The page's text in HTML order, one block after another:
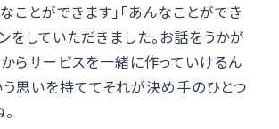
ことができます」「あんなことができ
をしていただきました。お話をうかが
らサービスを一緒に作っていけるん
う思いを持ててそれが決め手のひとつ